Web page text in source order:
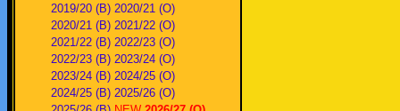
2019/20 (В) 2020/21 (О)
2020/21 (В) 2021/22 (О)
2021/22 (В) 2022/23 (О)
2022/23 (В) 2023/24 (О)
2023/24 (В) 2024/25 (О)
2024/25 (В) 2025/26 (О)